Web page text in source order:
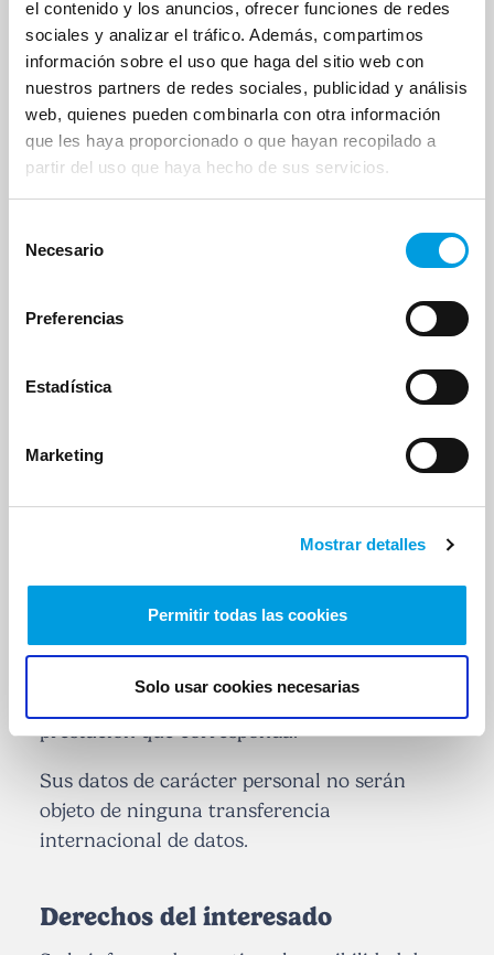
el contenido y los anuncios, ofrecer funciones de redes
sociales y analizar el tráfico. Además, compartimos
información sobre el uso que haga del sitio web con
nuestros partners de redes sociales, publicidad y análisis
web, quienes pueden combinarla con otra información
que les haya proporcionado o que hayan recopilado a
partir del uso que haya hecho de sus servicios.
Necesario
Preferencias
Estadística
Marketing
Mostrar detalles
Permitir todas las cookies
Solo usar cookies necesarias
eventual prestación que corresponda.
(ii) Para el caso de EPSVs individuales o de
empleo: Svrne, Mutua de Seguros y
reaseguros a prima fija, como entidad
gestora, entidades financieras, como entidad
depositaria, terceros agentes, proveedores de
servicios profesionales (i.e., abogados
externos), y de servicios informáticos, así
gestión adicional del contrato que sea
prestación que corresponda.
(iii) Para el caso de fondos de pensiones:
entidades financieras, como entidad
servicios profesionales (i.e., abogados
externos), y de servicios informáticos, así
como cualquier otro encargado cuyos
servicios sean precisos para cualquier
prestación que corresponda.
Sus datos de carácter personal no serán
objeto de ninguna transferencia
internacional de datos.
Derechos del interesado